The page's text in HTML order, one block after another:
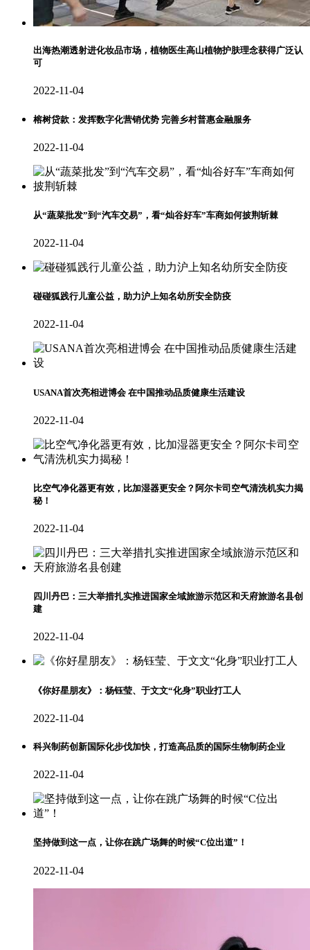
出海热潮透射进化妆品市场，植物医生高山植物护肤理念获得广泛认
可
2022-11-04
榕树贷款：发挥数字化营销优势 完善乡村普惠金融服务
2022-11-04
从“蔬菜批发”到“汽车交易”，看“灿谷好车”车商如何披荆斩棘
2022-11-04
碰碰狐践行儿童公益，助力沪上知名幼所安全防疫
2022-11-04
USANA首次亮相进博会 在中国推动品质健康生活建设
2022-11-04
比空气净化器更有效，比加湿器更安全？阿尔卡司空气清洗机实力揭
秘！
2022-11-04
四川丹巴：三大举措扎实推进国家全域旅游示范区和天府旅游名县创
建
2022-11-04
《你好星朋友》：杨钰莹、于文文“化身”职业打工人
2022-11-04
科兴制药创新国际化步伐加快，打造高品质的国际生物制药企业
2022-11-04
坚持做到这一点，让你在跳广场舞的时候“C位出道”！
2022-11-04